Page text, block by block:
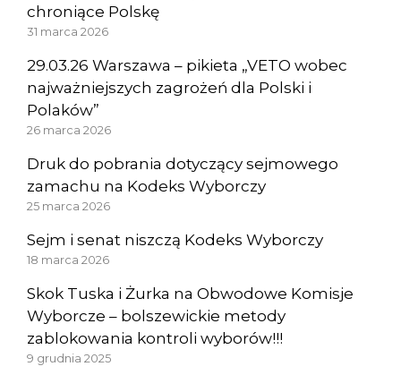
chroniące Polskę
31 marca 2026
29.03.26 Warszawa – pikieta „VETO wobec
najważniejszych zagrożeń dla Polski i
Polaków”
26 marca 2026
Druk do pobrania dotyczący sejmowego
zamachu na Kodeks Wyborczy
25 marca 2026
Sejm i senat niszczą Kodeks Wyborczy
18 marca 2026
Skok Tuska i Żurka na Obwodowe Komisje
Wyborcze – bolszewickie metody
zablokowania kontroli wyborów!!!
9 grudnia 2025